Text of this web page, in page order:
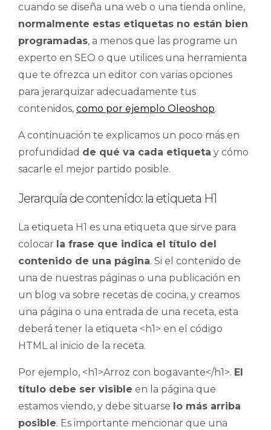
cuando se diseña una web o una tienda online,
normalmente estas etiquetas no están bien
programadas, a menos que las programe un
experto en SEO o que utilices una herramienta
que te ofrezca un editor con varias opciones
para jerarquizar adecuadamente tus
contenidos, como por ejemplo Oleoshop.
A continuación te explicamos un poco más en
profundidad de qué va cada etiqueta y cómo
sacarle el mejor partido posible.
Jerarquía de contenido: la etiqueta H1
La etiqueta H1 es una etiqueta que sirve para
colocar la frase que indica el título del
contenido de una página. Si el contenido de
una de nuestras páginas o una publicación en
un blog va sobre recetas de cocina, y creamos
una página o una entrada de una receta, esta
deberá tener la etiqueta <h1> en el código
HTML al inicio de la receta.
Por ejemplo, <h1>Arroz con bogavante</h1>. El
título debe ser visible en la página que
estamos viendo, y debe situarse lo más arriba
posible. Es importante mencionar que una